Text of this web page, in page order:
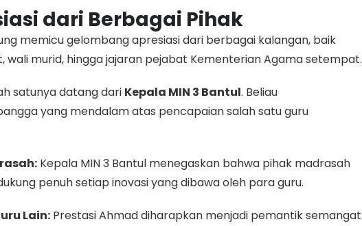
dari Berbagai Pihak
memicu gelombang apresiasi dari berbagai kalangan, baik
wali murid, hingga jajaran pejabat Kementerian Agama setempat.
satunya datang dari Kepala MIN 3 Bantul. Beliau
yang mendalam atas pencapaian salah satu guru
Kepala MIN 3 Bantul menegaskan bahwa pihak madrasah
penuh setiap inovasi yang dibawa oleh para guru.
Lain: Prestasi Ahmad diharapkan menjadi pemantik semangat